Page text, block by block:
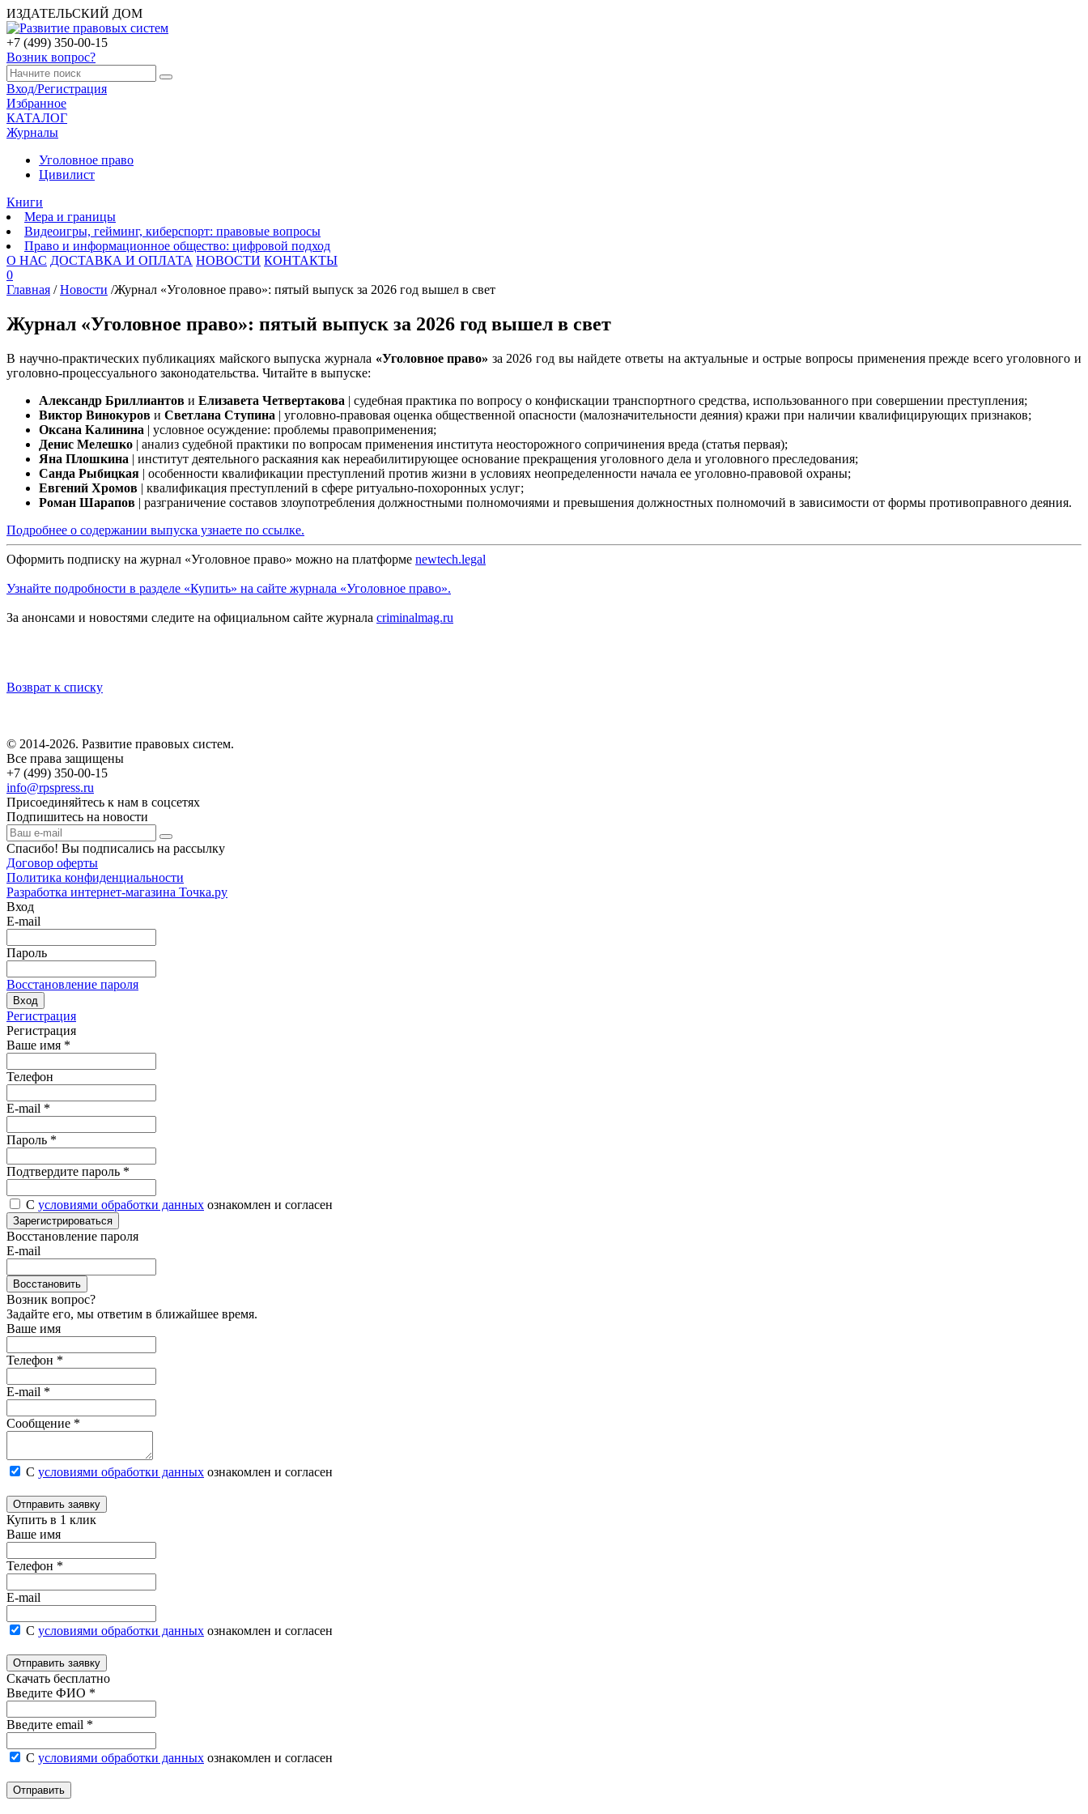
ИЗДАТЕЛЬСКИЙ ДОМ
+7 (499) 350-00-15
Возник вопрос?
Вход/Регистрация
Избранное
КАТАЛОГ
Журналы
Уголовное право
Цивилист
Книги
Мера и границы
Видеоигры, гейминг, киберспорт: правовые вопросы
Право и информационное общество: цифровой подход
О НАС ДОСТАВКА И ОПЛАТА НОВОСТИ КОНТАКТЫ
0
Главная / Новости /Журнал «Уголовное право»: пятый выпуск за 2026 год вышел в свет
Журнал «Уголовное право»: пятый выпуск за 2026 год вышел в свет
В научно-практических публикациях майского выпуска журнала «Уголовное право» за 2026 год вы найдете ответы на актуальные и острые вопросы применения прежде всего уголовного и
уголовно-процессуального законодательства. Читайте в выпуске:
Александр Бриллиантов и Елизавета Четвертакова | судебная практика по вопросу о конфискации транспортного средства, использованного при совершении преступления;
Виктор Винокуров и Светлана Ступина | уголовно-правовая оценка общественной опасности (малозначительности деяния) кражи при наличии квалифицирующих признаков;
Оксана Калинина | условное осуждение: проблемы правоприменения;
Денис Мелешко | анализ судебной практики по вопросам применения института неосторожного сопричинения вреда (статья первая);
Яна Плошкина | институт деятельного раскаяния как нереабилитирующее основание прекращения уголовного дела и уголовного преследования;
Санда Рыбицкая | особенности квалификации преступлений против жизни в условиях неопределенности начала ее уголовно-правовой охраны;
Евгений Хромов | квалификация преступлений в сфере ритуально-похоронных услуг;
Роман Шарапов | разграничение составов злоупотребления должностными полномочиями и превышения должностных полномочий в зависимости от формы противоправного деяния.
Подробнее о содержании выпуска узнаете по ссылке.
Оформить подписку на журнал «Уголовное право» можно на платформе newtech.legal
Узнайте подробности в разделе «Купить» на сайте журнала «Уголовное право».
За анонсами и новостями следите на официальном сайте журнала criminalmag.ru
Возврат к списку
© 2014-2026. Развитие правовых систем.
Все права защищены
+7 (499) 350-00-15
info@rpspress.ru
Присоединяйтесь к нам в соцсетях
Подпишитесь на новости
Спасибо! Вы подписались на рассылку
Договор оферты
Политика конфиденциальности
Разработка интернет-магазина Точка.ру
Вход
E-mail
Пароль
Восстановление пароля
Вход
Регистрация
Регистрация
Ваше имя *
Телефон
E-mail *
Пароль *
Подтвердите пароль *
С условиями обработки данных ознакомлен и согласен
Зарегистрироваться
Восстановление пароля
E-mail
Восстановить
Возник вопрос?
Задайте его, мы ответим в ближайшее время.
Ваше имя
Телефон *
E-mail *
Сообщение *
С условиями обработки данных ознакомлен и согласен
Отправить заявку
Купить в 1 клик
Ваше имя
Телефон *
E-mail
С условиями обработки данных ознакомлен и согласен
Отправить заявку
Скачать бесплатно
Введите ФИО *
Введите email *
С условиями обработки данных ознакомлен и согласен
Отправить